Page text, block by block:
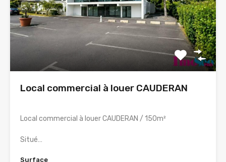
Local commercial à louer CAUDERAN
Local commercial à louer CAUDERAN / 150m²
Situé…
Surface